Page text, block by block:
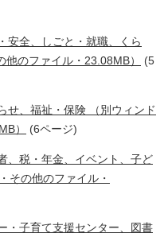
安全、しごと・就職、くら
のファイル・23.08MB）
(5
せ、福祉・保険 （別ウィンド
）
(6ページ)
、税・年金、イベント、子ど
その他のファイル・
・子育て支援センター、図書